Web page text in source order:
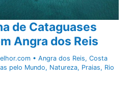
de Cataguases
Angra dos Reis
•Angra dos Reis,Costa
pelo Mundo, Natureza, Praias, Rio